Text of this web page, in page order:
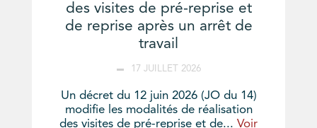
des visites de pré-reprise et
de reprise après un arrêt de
travail
17 JUILLET 2026
Un décret du 12 juin 2026 (JO du 14)
modifie les modalités de réalisation
des visites de pré-reprise et de... Voir